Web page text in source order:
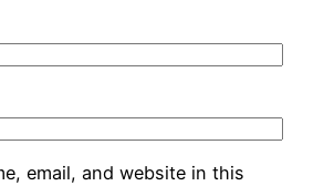
email, and website in this